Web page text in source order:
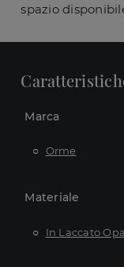
spazio
Marca
Orme
Materiale
In Laccato